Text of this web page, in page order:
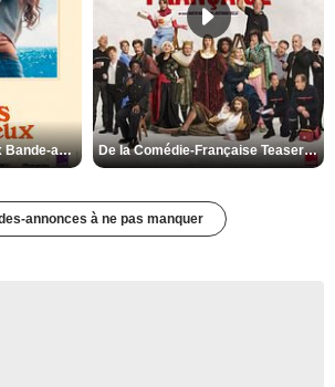
Les Matins merveilleux Bande-annonce VF De la Comédie-Française Teaser VF
annonces à ne pas manquer